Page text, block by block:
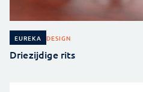
EUREKA DESIGN
Driezijdige rits